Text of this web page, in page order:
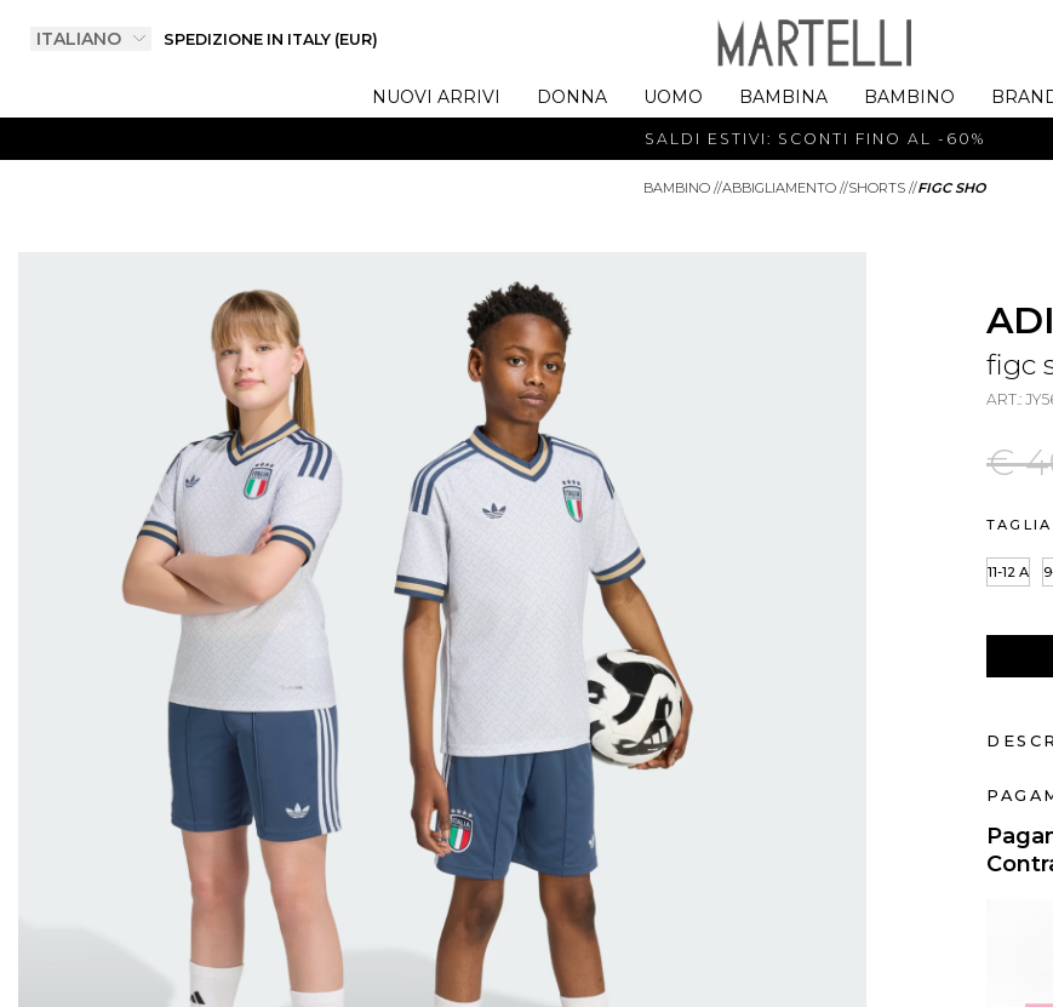
SPEDIZIONE IN ITALY (EUR)
NUOVI ARRIVI DONNA UOMO BAMBINA BAMBINO
SALDI ESTIVI: SCONTI FINO AL -60%
BAMBINO //ABBIGLIAMENTO //SHORTS //FIGC SHO
figc
ART.:
€
TAGLIA
11-12 A